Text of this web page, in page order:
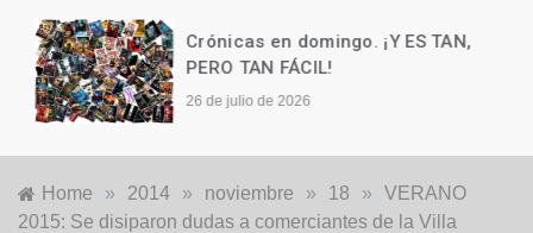
Crónicas en domingo. ¡Y ES TAN,
PERO TAN FÁCIL!
26 de julio de 2026
Home » 2014 » noviembre » 18 »
VERANO
2015: Se disiparon dudas a comerciantes de la Villa